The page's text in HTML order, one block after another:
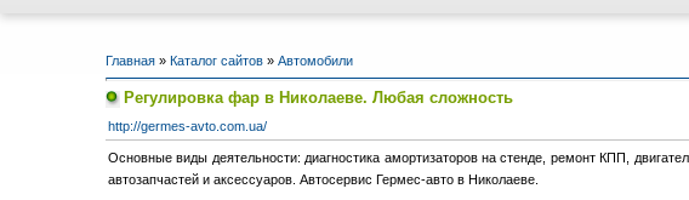
Главная » Каталог сайтов » Автомобили
Регулировка фар в Николаеве. Любая сложность
http://germes-avto.com.ua/
Основные виды деятельности: диагностика амортизаторов на стенде, ремонт КПП,
автозапчастей и аксессуаров. Автосервис Гермес-авто в Николаеве.